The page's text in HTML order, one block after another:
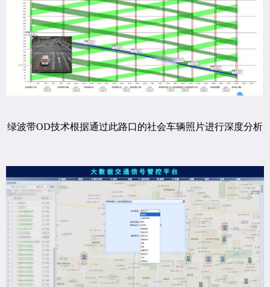
绿波带OD技术根据通过此路口的社会车辆照片进行深度分析